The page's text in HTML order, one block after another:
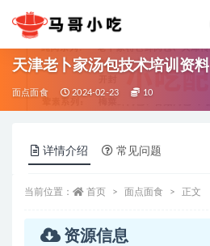
天津老卜家汤包技术培训资料
面点面食 2024-02-23 10
详情介绍 常见问题
当前位置： 首页 面点面食 正文
资源信息